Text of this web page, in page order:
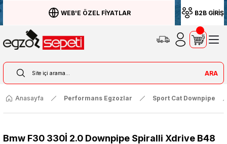
WEB'E ÖZEL FİYATLAR B2B GİRİŞ
ARA
Anasayfa Performans Egzozlar Sport Cat Downpipe
Bmw F30 330İ 2.0 Downpipe Spiralli Xdrive B48